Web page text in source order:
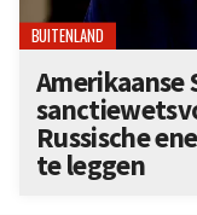
BUITENLAND
Amerikaanse
Russische
te leggen